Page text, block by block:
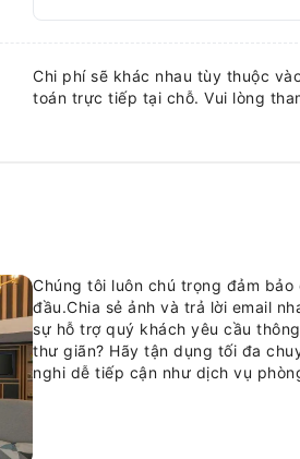
Chi phí sẽ khác nhau tùy thuộc
toán trực tiếp tại chỗ. Vui lòng
Chúng tôi luôn chú trọng đảm
đầu.Chia sẻ ảnh và trả lời email
sự hỗ trợ quý khách yêu cầu
thư giãn? Hãy tận dụng tối đa
nghi dễ tiếp cận như dịch vụ
giấc ngủ ngon cho khách. Nhiều